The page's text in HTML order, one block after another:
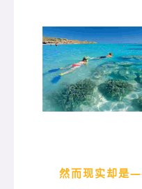
然而现实却是